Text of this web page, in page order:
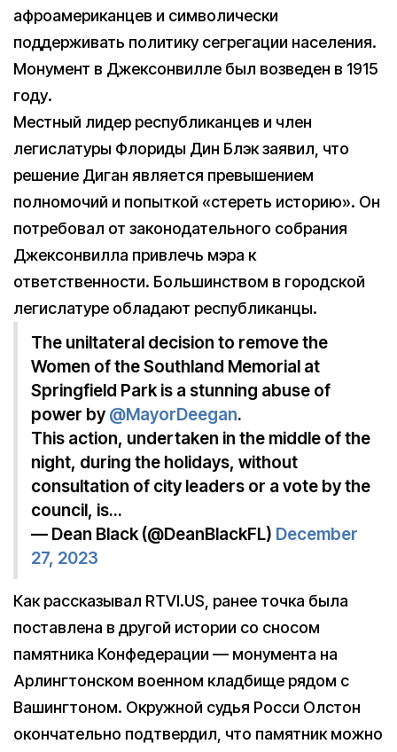
афроамериканцев и символически
поддерживать политику сегрегации населения.
Монумент в Джексонвилле был возведен в 1915
году.
Местный лидер республиканцев и член
легислатуры Флориды Дин Блэк заявил, что
решение Диган является превышением
полномочий и попыткой «стереть историю». Он
потребовал от законодательного собрания
Джексонвилла привлечь мэра к
ответственности. Большинством в городской
легислатуре обладают республиканцы.
The uniltateral decision to remove the
Women of the Southland Memorial at
Springfield Park is a stunning abuse of
power by @MayorDeegan.
This action, undertaken in the middle of the
night, during the holidays, without
consultation of city leaders or a vote by the
council, is…
— Dean Black (@DeanBlackFL) December
27, 2023
Как рассказывал RTVI.US, ранее точка была
поставлена в другой истории со сносом
памятника Конфедерации — монумента на
Арлингтонском военном кладбище рядом с
Вашингтоном. Окружной судья Росси Олстон
окончательно подтвердил, что памятник можно